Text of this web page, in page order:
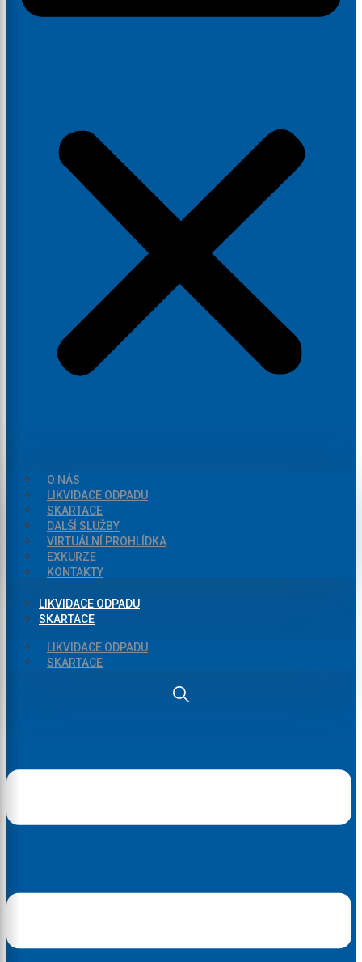
O NÁS
LIKVIDACE ODPADU
SKARTACE
DALŠÍ SLUŽBY
VIRTUÁLNÍ PROHLÍDKA
EXKURZE
KONTAKTY
LIKVIDACE ODPADU
SKARTACE
LIKVIDACE ODPADU
SKARTACE